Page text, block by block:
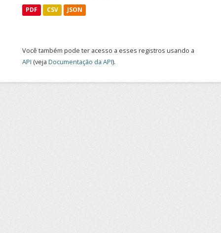
PDF CSV JSON
Você também pode ter acesso a esses registros usando a
API (veja Documentação da API).